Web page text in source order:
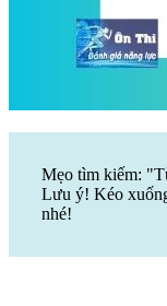
Mẹo tìm kiếm:
Lưu ý! Kéo
nhé!